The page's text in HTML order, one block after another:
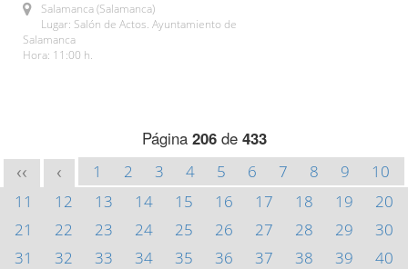
Salamanca (Salamanca)
Lugar: Salón de Actos. Ayuntamiento de
Salamanca
Hora: 11:00 h.
Página 206de 433
<< < 1 2 3 4 5 6 7 8 9
10
11
12 13 14 15 16 17 18 19
20
21
22 23 24 25 26 27 28 29
30
31
32 33 34 35 36 37 38 39
40